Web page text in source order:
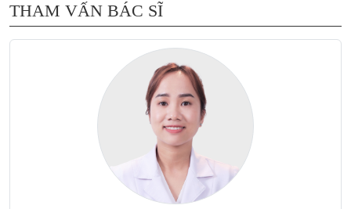
THAM VẤN BÁC SĨ